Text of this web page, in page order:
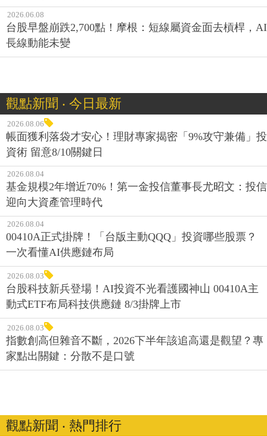
2026.06.08
台股早盤崩跌2,700點！摩根：短線屬資金面去槓桿，AI
長線動能未變
觀點新聞 ‧ 今日最新
2026.08.06
帳面獲利落袋才安心！理財專家揭密「9%攻守兼備」投
資術 留意8/10關鍵日
2026.08.04
基金規模2年增近70%！第一金投信董事長尤昭文：投信
迎向大資產管理時代
2026.08.04
00410A正式掛牌！「台版主動QQQ」投資哪些股票？
一次看懂AI供應鏈布局
2026.08.03
台股科技新兵登場！AI投資不光看護國神山 00410A主
動式ETF布局科技供應鏈 8/3掛牌上市
2026.08.03
指數創高但雜音不斷，2026下半年該追高還是觀望？專
家點出關鍵：分散不是口號
觀點新聞 ‧ 熱門排行